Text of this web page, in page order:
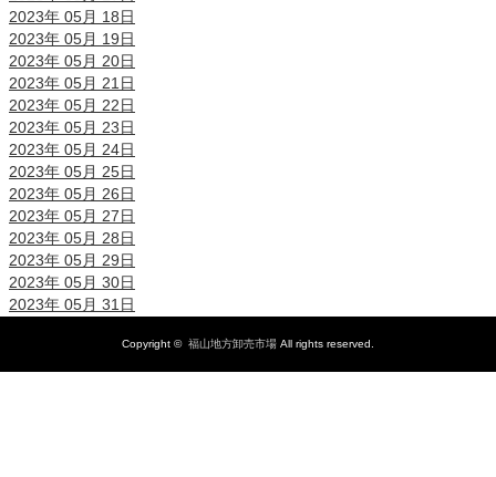
2023年 05月 18日
2023年 05月 19日
2023年 05月 20日
2023年 05月 21日
2023年 05月 22日
2023年 05月 23日
2023年 05月 24日
2023年 05月 25日
2023年 05月 26日
2023年 05月 27日
2023年 05月 28日
2023年 05月 29日
2023年 05月 30日
2023年 05月 31日
Copyright © 福山地方卸売市場 All rights reserved.